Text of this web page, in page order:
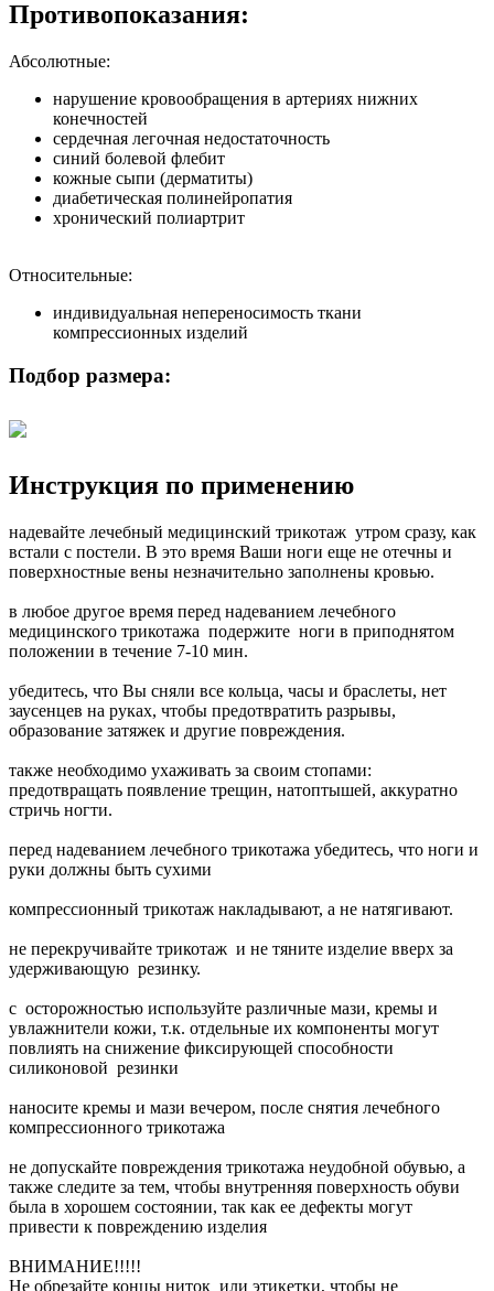
Противопоказания:
Абсолютные:
нарушение кровообращения в артериях нижних
конечностей
сердечная легочная недостаточность
синий болевой флебит
кожные сыпи (дерматиты)
диабетическая полинейропатия
хронический полиартрит
Относительные:
индивидуальная непереносимость ткани
компрессионных изделий
Подбор размера:
Инструкция по применению
надевайте лечебный медицинский трикотаж утром сразу, как
встали с постели. В это время Ваши ноги еще не отечны и
поверхностные вены незначительно заполнены кровью.
в любое другое время перед надеванием лечебного
медицинского трикотажа подержите ноги в приподнятом
положении в течение 7-10 мин.
убедитесь, что Вы сняли все кольца, часы и браслеты, нет
заусенцев на руках, чтобы предотвратить разрывы,
образование затяжек и другие повреждения.
также необходимо ухаживать за своим стопами:
предотвращать появление трещин, натоптышей, аккуратно
стричь ногти.
перед надеванием лечебного трикотажа убедитесь, что ноги и
руки должны быть сухими
компрессионный трикотаж накладывают, а не натягивают.
не перекручивайте трикотаж и не тяните изделие вверх за
удерживающую резинку.
с осторожностью используйте различные мази, кремы и
увлажнители кожи, т.к. отдельные их компоненты могут
повлиять на снижение фиксирующей способности
силиконовой резинки
наносите кремы и мази вечером, после снятия лечебного
компрессионного трикотажа
не допускайте повреждения трикотажа неудобной обувью, а
также следите за тем, чтобы внутренняя поверхность обуви
была в хорошем состоянии, так как ее дефекты могут
привести к повреждению изделия
ВНИМАНИЕ!!!!!
Не обрезайте концы ниток или этикетки, чтобы не